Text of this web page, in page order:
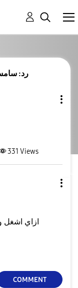
رد:
331 Views
ازاي اشغل
COMMENT